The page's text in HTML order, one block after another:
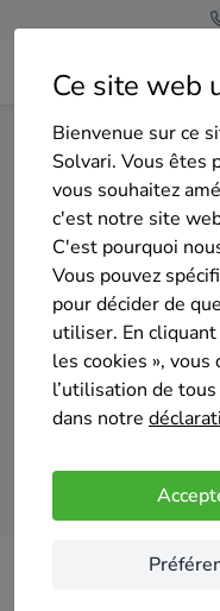
Ce site web
Bienvenue sur ce
Solvari. Vous êtes
vous souhaitez
c'est notre site
C'est pourquoi
Vous pouvez
pour décider de
utiliser. En
les cookies »,
l’utilisation de
dans notre
Home Isolation de la
Top 20 des entreprises